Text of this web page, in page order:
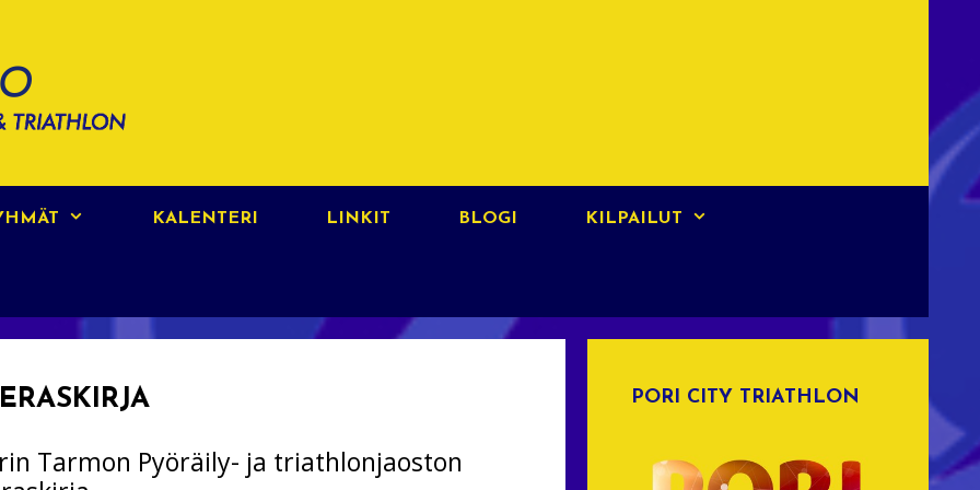
KALENTERI LINKIT BLOGI KILPAILUT
Tarmon Pyöräily- ja triathlonjaoston
PORI CITY TRIATHLON